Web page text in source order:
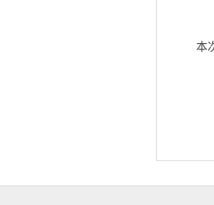
本